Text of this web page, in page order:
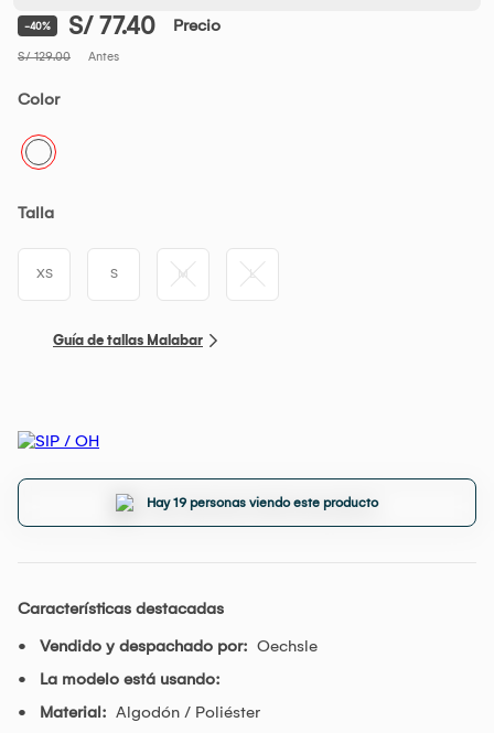
-40% S/ 77.40 Precio
S/ 129.00 Antes
Color
Talla
XS S M L
Guía de tallas Malabar
Hay 19 personas viendo este producto
Características destacadas
Vendido y despachado por: Oechsle
La modelo está usando:
Material: Algodón / Poliéster